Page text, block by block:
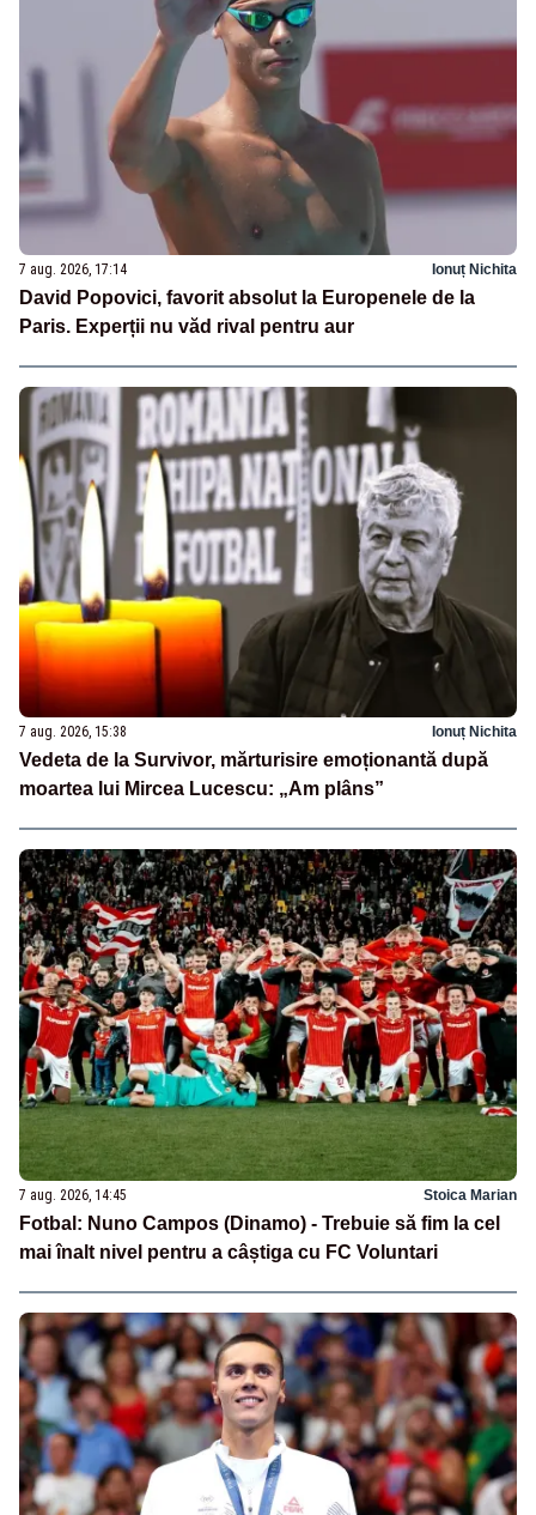
7 aug. 2026, 17:14 Ionuț Nichita
David Popovici, favorit absolut la Europenele de la
Paris. Experții nu văd rival pentru aur
7 aug. 2026, 15:38 Ionuț Nichita
Vedeta de la Survivor, mărturisire emoționantă după
moartea lui Mircea Lucescu: „Am plâns”
7 aug. 2026, 14:45 Stoica Marian
Fotbal: Nuno Campos (Dinamo) - Trebuie să fim la cel
mai înalt nivel pentru a câștiga cu FC Voluntari